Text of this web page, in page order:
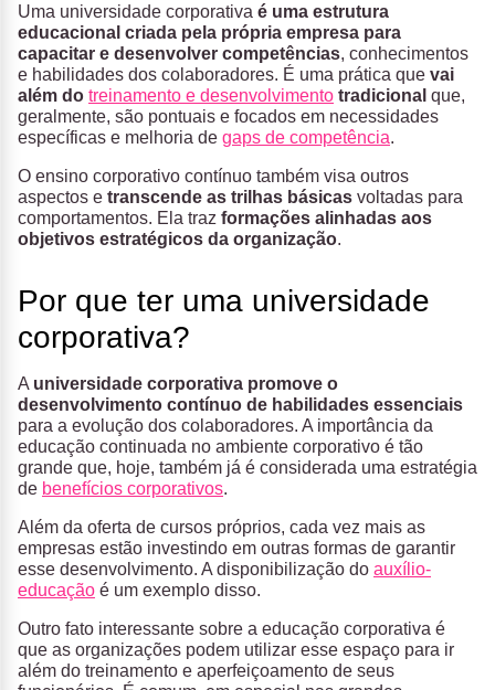
Uma universidade corporativa é uma estrutura
educacional criada pela própria empresa para
capacitar e desenvolver competências, conhecimentos
e habilidades dos colaboradores. É uma prática que vai
além do treinamento e desenvolvimento tradicional que,
geralmente, são pontuais e focados em necessidades
específicas e melhoria de gaps de competência.
O ensino corporativo contínuo também visa outros
aspectos e transcende as trilhas básicas voltadas para
comportamentos. Ela traz formações alinhadas aos
objetivos estratégicos da organização.
Por que ter uma universidade
corporativa?
A universidade corporativa promove o
desenvolvimento contínuo de habilidades essenciais
para a evolução dos colaboradores. A importância da
educação continuada no ambiente corporativo é tão
grande que, hoje, também já é considerada uma estratégia
de benefícios corporativos.
Além da oferta de cursos próprios, cada vez mais as
empresas estão investindo em outras formas de garantir
esse desenvolvimento. A disponibilização do auxílio-
educação é um exemplo disso.
Outro fato interessante sobre a educação corporativa é
que as organizações podem utilizar esse espaço para ir
além do treinamento e aperfeiçoamento de seus